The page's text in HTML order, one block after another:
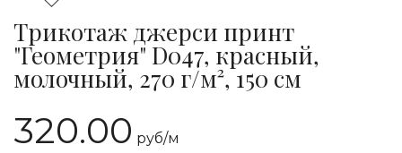
Трикотаж джерси принт
"Геометрия" D047, красный,
молочный, 270 г/м², 150 см
320.00 руб/м